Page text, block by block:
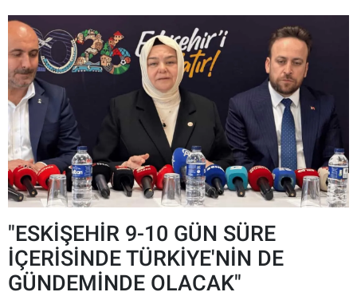
"ESKİŞEHİR 9-10 GÜN SÜRE
İÇERİSİNDE TÜRKİYE'NİN DE
GÜNDEMİNDE OLACAK"